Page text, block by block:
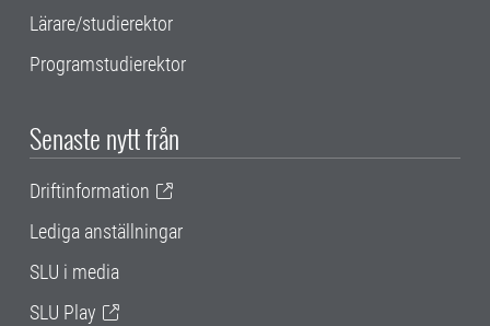
Lärare/studierektor
Programstudierektor
Senaste nytt från
Driftinformation
Lediga anställningar
SLU i media
SLU Play